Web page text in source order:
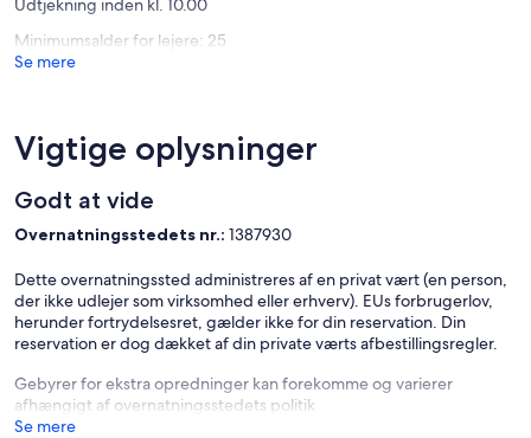
Udtjekning inden kl. 10.00
Minimumsalder for lejere: 25
Se mere
Vigtige oplysninger
Godt at vide
Overnatningsstedets nr.: 1387930
Dette overnatningssted administreres af en privat vært (en person,
der ikke udlejer som virksomhed eller erhverv). EUs forbrugerlov,
herunder fortrydelsesret, gælder ikke for din reservation. Din
reservation er dog dækket af din private værts afbestillingsregler.
Gebyrer for ekstra opredninger kan forekomme og varierer
afhængigt af overnatningsstedets politik
Se mere